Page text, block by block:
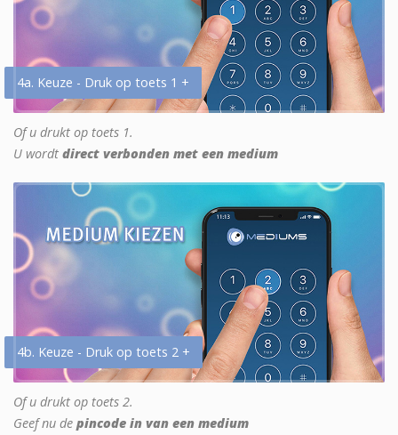
4a. Keuze - Druk op toets 1 +
Of u drukt op toets 1.
U wordt direct verbonden met een medium
4b. Keuze - Druk op toets 2 +
Of u drukt op toets 2.
Geef nu de pincode in van een medium